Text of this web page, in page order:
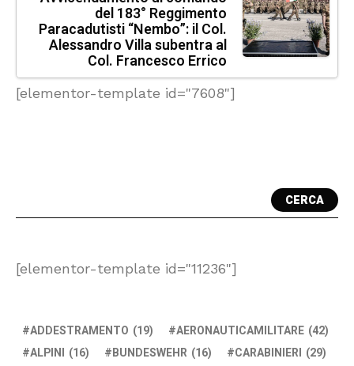
del 183° Reggimento
Paracadutisti “Nembo”: il Col.
Alessandro Villa subentra al
Col. Francesco Errico
[elementor-template id="7608"]
CERCA
[elementor-template id="11236"]
ADDESTRAMENTO (19) AERONAUTICAMILITARE (42)
ALPINI (16) BUNDESWEHR (16) CARABINIERI (29)